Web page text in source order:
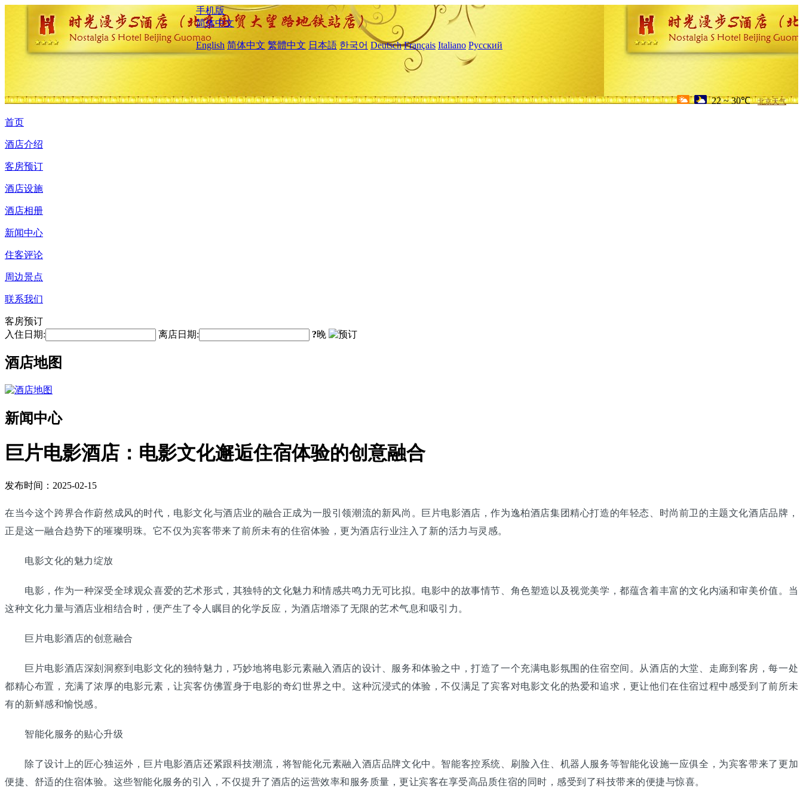
手机版
简体中文
English 简体中文 繁體中文 日本語 한국어 Deutsch Français Italiano Русский
22 ~ 30℃ 北京天气
首页
酒店介绍
客房预订
酒店设施
酒店相册
新闻中心
住客评论
周边景点
联系我们
客房预订
入住日期:
离店日期: ?晚
酒店地图
新闻中心
巨片电影酒店：电影文化邂逅住宿体验的创意融合
发布时间：2025-02-15
在当今这个跨界合作蔚然成风的时代，电影文化与酒店业的融合正成为一股引领潮流的新风尚。巨片电影酒店，作为逸柏酒店集团精心打造的年轻态、时尚前卫的主题文化酒店品牌，
正是这一融合趋势下的璀璨明珠。它不仅为宾客带来了前所未有的住宿体验，更为酒店行业注入了新的活力与灵感。
电影文化的魅力绽放
电影，作为一种深受全球观众喜爱的艺术形式，其独特的文化魅力和情感共鸣力无可比拟。电影中的故事情节、角色塑造以及视觉美学，都蕴含着丰富的文化内涵和审美价值。当
这种文化力量与酒店业相结合时，便产生了令人瞩目的化学反应，为酒店增添了无限的艺术气息和吸引力。
巨片电影酒店的创意融合
巨片电影酒店深刻洞察到电影文化的独特魅力，巧妙地将电影元素融入酒店的设计、服务和体验之中，打造了一个充满电影氛围的住宿空间。从酒店的大堂、走廊到客房，每一处
都精心布置，充满了浓厚的电影元素，让宾客仿佛置身于电影的奇幻世界之中。这种沉浸式的体验，不仅满足了宾客对电影文化的热爱和追求，更让他们在住宿过程中感受到了前所未
有的新鲜感和愉悦感。
智能化服务的贴心升级
除了设计上的匠心独运外，巨片电影酒店还紧跟科技潮流，将智能化元素融入酒店品牌文化中。智能客控系统、刷脸入住、机器人服务等智能化设施一应俱全，为宾客带来了更加
便捷、舒适的住宿体验。这些智能化服务的引入，不仅提升了酒店的运营效率和服务质量，更让宾客在享受高品质住宿的同时，感受到了科技带来的便捷与惊喜。